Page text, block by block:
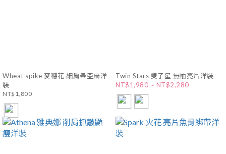
Wheat spike 麥穗花 細肩帶亞麻洋
裝
NT$1,800
Twin Stars 雙子星 無袖亮片洋裝
NT$1,980 ~ NT$2,280